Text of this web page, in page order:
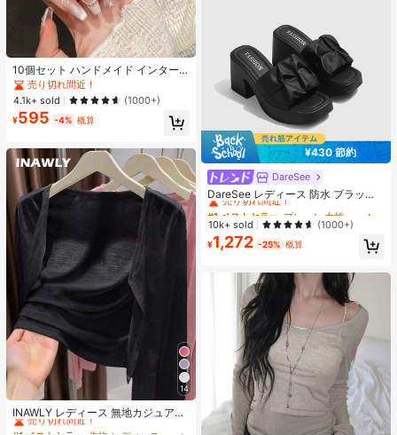
10個セット ハンドメイド インター
ネットセレブリティ優しいラインス
トーンラティスフレンチフォークフ
ァックスパールピンクキャットアイ
ボウ偽ネイル プレスオンネイル ネイ
ルサプライ ハンドメイドプレスオン
売り切れ間近！
4.1k+ sold
(1000+)
¥595 -4% 概算
14
INAWLY レディース 無地カジュアル
薄手カーディガン、春夏用
#1 ベストセラー
売り切れ間近！
#1 ベストセラー
#1 ベストセラー
¥430 節約
DareSee
DareSee レディース 防水 プラット
フォーム 厚底サンダル オープントゥ
スリッポンシューズ 夏新作 チャンキ
ーハイヒール Y2Kスタイル 通学向け
#1 ベストセラー
売り切れ間近！
#1 ベストセラー
売り切れ間近！
#1 ベストセラー
売り切れ間近！
#1 ベストセラー
10k+ sold (1000+)
¥1,272 -25% 概算